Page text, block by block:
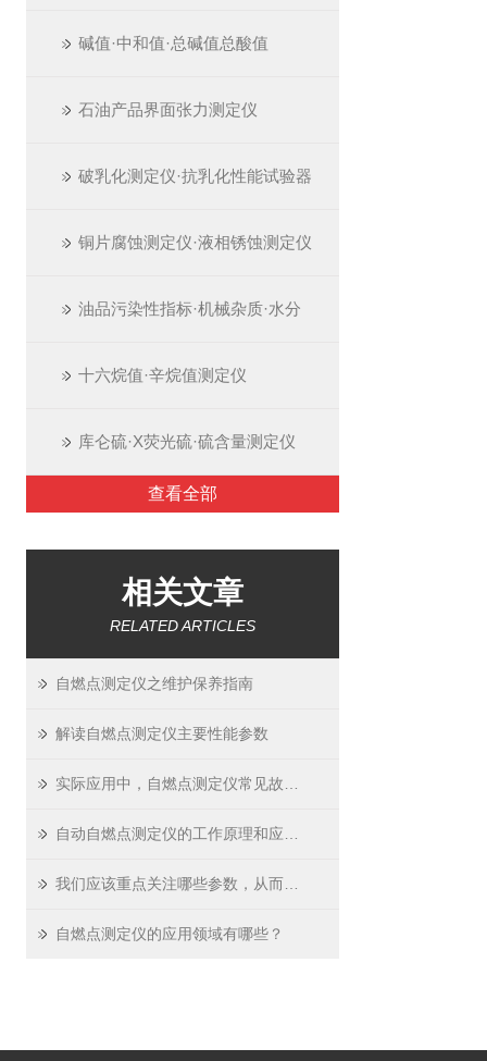
碱值·中和值·总碱值总酸值
石油产品界面张力测定仪
破乳化测定仪·抗乳化性能试验器
铜片腐蚀测定仪·液相锈蚀测定仪
油品污染性指标·机械杂质·水分
十六烷值·辛烷值测定仪
库仑硫·X荧光硫·硫含量测定仪
查看全部
相关文章
RELATED ARTICLES
自燃点测定仪之维护保养指南
解读自燃点测定仪主要性能参数
自燃点测定仪的应用领域有哪些？